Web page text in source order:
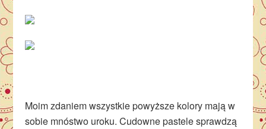
Moim zdaniem wszystkie powyższe kolory mają w
sobie mnóstwo uroku. Cudowne pastele sprawdzą